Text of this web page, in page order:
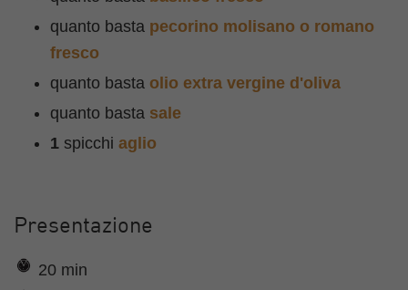
quanto basta pecorino molisano o romano
fresco
quanto basta olio extra vergine d'oliva
quanto basta sale
1 spicchi aglio
Presentazione
20 min